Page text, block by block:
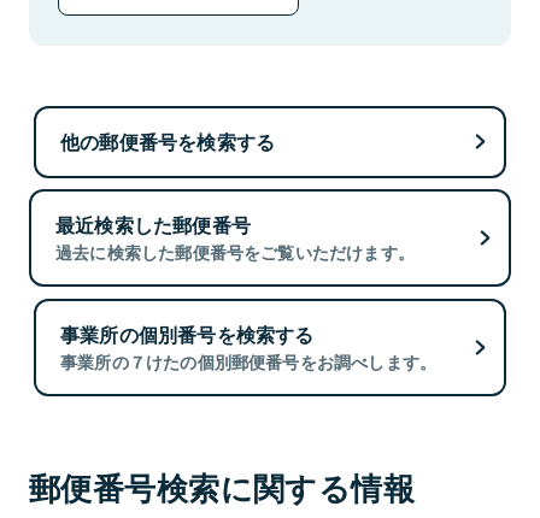
他の郵便番号を検索する
最近検索した郵便番号
過去に検索した郵便番号をご覧いただけます。
事業所の個別番号を検索する
事業所の７けたの個別郵便番号をお調べします。
郵便番号検索に関する情報